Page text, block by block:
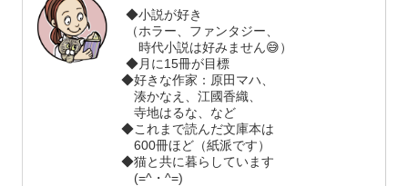
◆小説が好き
（ホラー、ファンタジー、
時代小説は好みません😅）
◆月に15冊が目標
◆好きな作家：原田マハ、
湊かなえ、江國香織、
寺地はるな、など
◆これまで読んだ文庫本は
600冊ほど（紙派です）
◆猫と共に暮らしています
(=^・^=)